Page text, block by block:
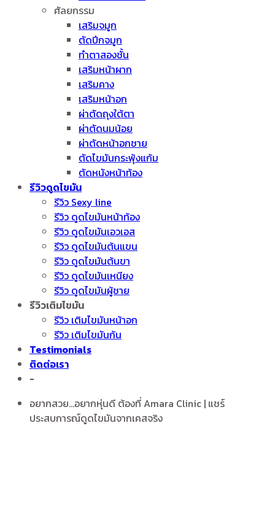
ศัลยกรรม
เสริมจมูก
ตัดปีกจมูก
ทำตาสองชั้น
เสริมหน้าผาก
เสริมคาง
เสริมหน้าอก
ผ่าตัดถุงใต้ตา
ผ่าตัดนมน้อย
ผ่าตัดหน้าอกชาย
ตัดไขมันกระพุ้งแก้ม
ตัดหนังหน้าท้อง
รีวิวดูดไขมัน
รีวิว Sexy line
รีวิว ดูดไขมันหน้าท้อง
รีวิว ดูดไขมันเอวเอส
รีวิว ดูดไขมันต้นแขน
รีวิว ดูดไขมันต้นขา
รีวิว ดูดไขมันเหนียง
รีวิว ดูดไขมันผู้ชาย
รีวิวเติมไขมัน
รีวิว เติมไขมันหน้าอก
รีวิว เติมไขมันก้น
Testimonials
ติดต่อเรา
-
อยากสวย...อยากหุ่นดี ต้องที่ Amara Clinic | แชร์
ประสบการณ์ดูดไขมันจากเคสจริง